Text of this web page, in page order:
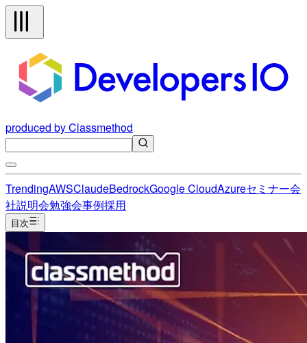
produced by Classmethod
TrendingAWSClaudeBedrockGoogle CloudAzureセミナー会
社説明会勉強会事例採用
目次